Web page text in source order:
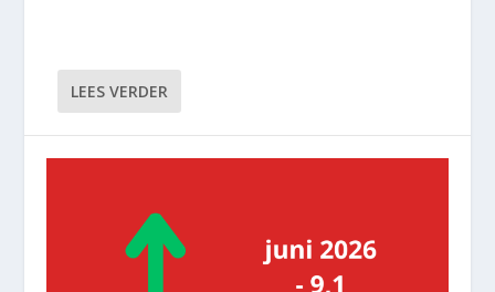
LEES VERDER